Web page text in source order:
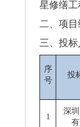
星修缮工
二、 项目
三、 投
序
号
投
1
深